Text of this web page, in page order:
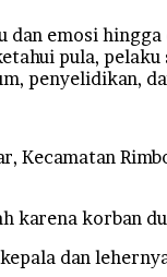
emosi
pula,
penyelidikan,
Kecamatan
karena korban
dan